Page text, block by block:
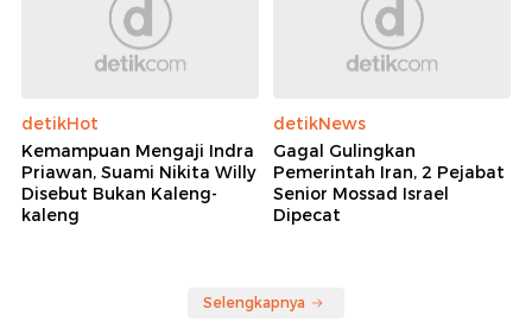
detikHot
Kemampuan Mengaji Indra
Priawan, Suami Nikita Willy
Disebut Bukan Kaleng-
kaleng
detikNews
Gagal Gulingkan
Pemerintah Iran, 2 Pejabat
Senior Mossad Israel
Dipecat
Selengkapnya